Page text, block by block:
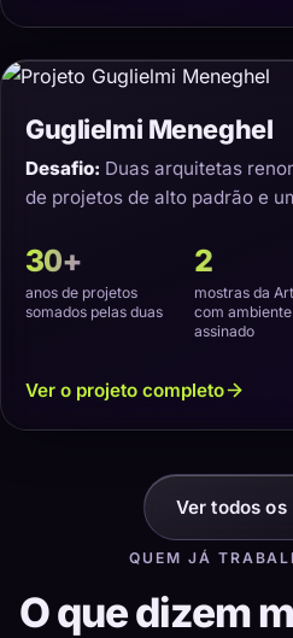
Guglielmi Meneghel
Desafio: Duas arquitetas
de projetos de alto padrão e
30+
anos de projetos
somados pelas duas
2
mostras da
com ambiente
assinado
Ver o projeto completo
Ver todos
QUEM JÁ
O que dizem